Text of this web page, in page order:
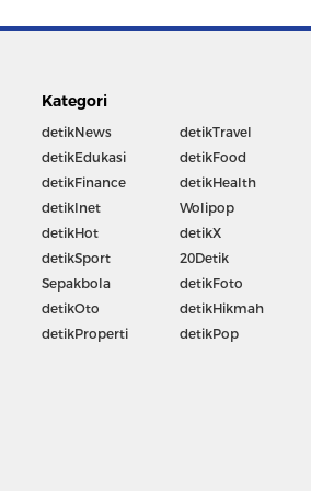
Kategori
detikNews
detikEdukasi
detikFinance
detikInet
detikHot
detikSport
Sepakbola
detikOto
detikProperti
detikTravel
detikFood
detikHealth
Wolipop
detikX
20Detik
detikFoto
detikHikmah
detikPop